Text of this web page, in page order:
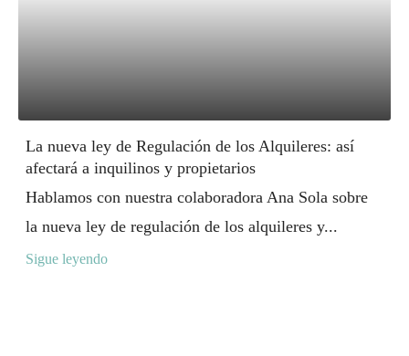
La nueva ley de Regulación de los Alquileres: así
afectará a inquilinos y propietarios
Hablamos con nuestra colaboradora Ana Sola sobre
la nueva ley de regulación de los alquileres y...
Sigue leyendo